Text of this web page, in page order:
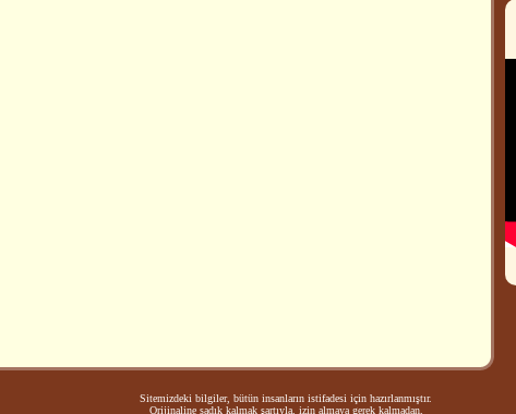
Sitemizdeki bilgiler, bütün insanların istifadesi için hazırlanmıştır.
Orijinaline sadık kalmak şartıyla, izin almaya gerek kalmadan,